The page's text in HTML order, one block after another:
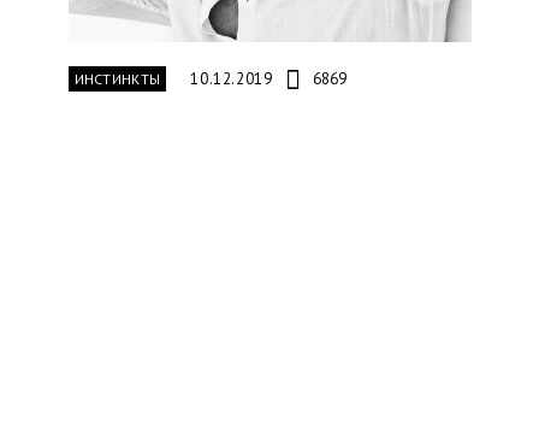
ИНСТИНКТЫ 10.12.2019 6869